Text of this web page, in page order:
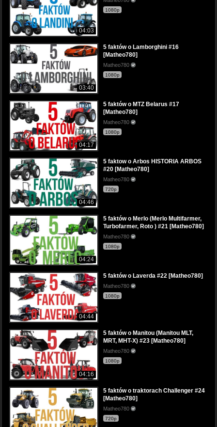
04:03
1080p
03:40
5 faktów o Lamborghini #16
[Matheo780]
Matheo780
1080p
04:17
5 faktów o MTZ Belarus #17
[Matheo780]
Matheo780
1080p
04:46
5 faktow o Arbos HISTORIA ARBOS
#20 [Matheo780]
Matheo780
720p
04:24
5 faktów o Merlo (Merlo Multifarmer,
Turbofarmer, Roto ) #21 [Matheo780]
Matheo780
1080p
04:44
5 faktów o Laverda #22 [Matheo780]
Matheo780
1080p
04:16
5 faktów o Manitou (Manitou MLT,
MRT, MHT-X) #23 [Matheo780]
Matheo780
1080p
5 faktów o traktorach Challenger #24
[Matheo780]
Matheo780
720p